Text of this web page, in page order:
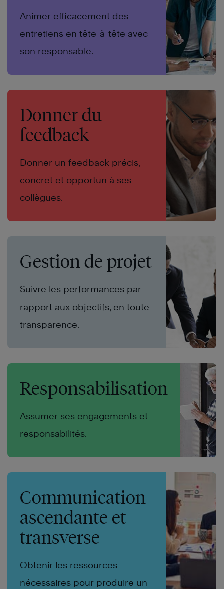
Animer efficacement des
entretiens en tête-à-tête avec
son responsable.
Donner du
feedback
Donner un feedback précis,
concret et opportun à ses
collègues.
Gestion de projet
Suivre les performances par
rapport aux objectifs, en toute
transparence.
Responsabilisation
Assumer ses engagements et
responsabilités.
Communication
ascendante et
transverse
Obtenir les ressources
nécessaires pour produire un